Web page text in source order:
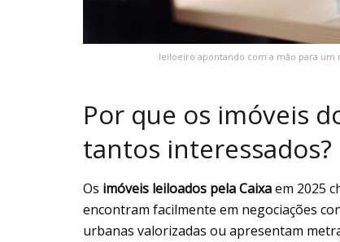
leiloeiro apontando com a mão para um
Por que os imóveis
tantos interessados?
Os imóveis leiloados pela Caixaem 2025
encontram facilmente em negociações
urbanas valorizadas ou apresentam